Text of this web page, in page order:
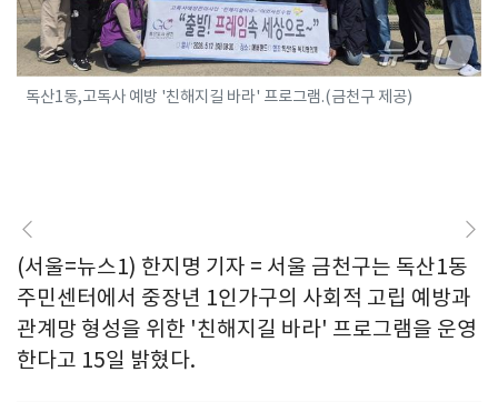
독산1동,고독사 예방 '친해지길 바라' 프로그램.(금천구 제공)
(서울=뉴스1) 한지명 기자 = 서울 금천구는 독산1동
주민센터에서 중장년 1인가구의 사회적 고립 예방과
관계망 형성을 위한 '친해지길 바라' 프로그램을 운영
한다고 15일 밝혔다.